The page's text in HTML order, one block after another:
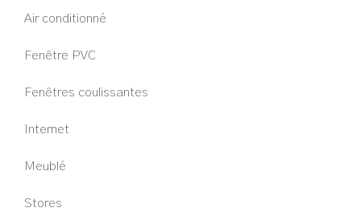
Air conditionné
Fenêtre PVC
Fenêtres coulissantes
Internet
Meublé
Stores